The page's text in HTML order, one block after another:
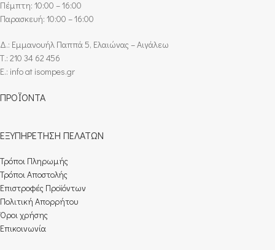
Πέμπτη: 10:00 – 16:00
Παρασκευή: 10:00 – 16:00
Δ.: Εμμανουήλ Παππά 5, Ελαιώνας – Αιγάλεω
Τ.: 210 34 62 456
E.: info at isompes.gr
ΠΡΟΪΟΝΤΑ
ΕΞΥΠΗΡΕΤΗΣΗ ΠΕΛΑΤΩΝ
Τρόποι Πληρωμής​
Τρόποι Αποστολής
Επιστροφές Προϊόντων
Πολιτική Απορρήτου
Όροι χρήσης
Επικοινωνία